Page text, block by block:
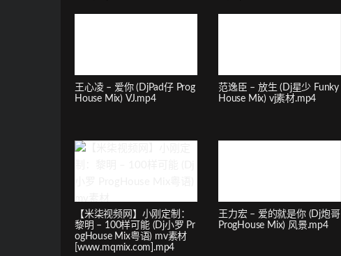
王心凌 – 爱你 (DjPad仔 Prog
House Mix) VJ.mp4
范逸臣 – 放生 (Dj星少 Funky
House Mix) vj素材.mp4
【米柒视频网】小刚定制：
黎明 – 100样可能 (Dj小罗 Pr
ogHouse Mix粤语) mv素材
[www.mqmix.com].mp4
王力宏 – 爱的就是你 (Dj炮哥
ProgHouse Mix) 风景.mp4